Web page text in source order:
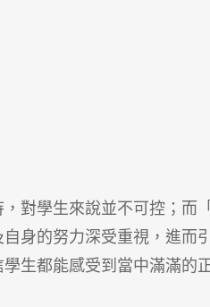
對學生來說並不可控；而「
身的努力深受重視，進而
生都能感受到當中滿滿的